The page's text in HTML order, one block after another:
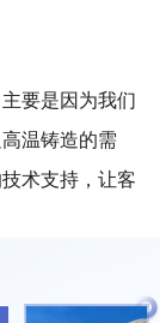
要是因为我们
温铸造的需
术支持，让客